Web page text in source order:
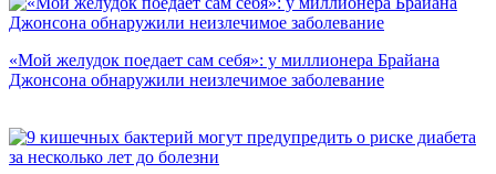
«Мой желудок поедает сам себя»: у миллионера Брайана
Джонсона обнаружили неизлечимое заболевание